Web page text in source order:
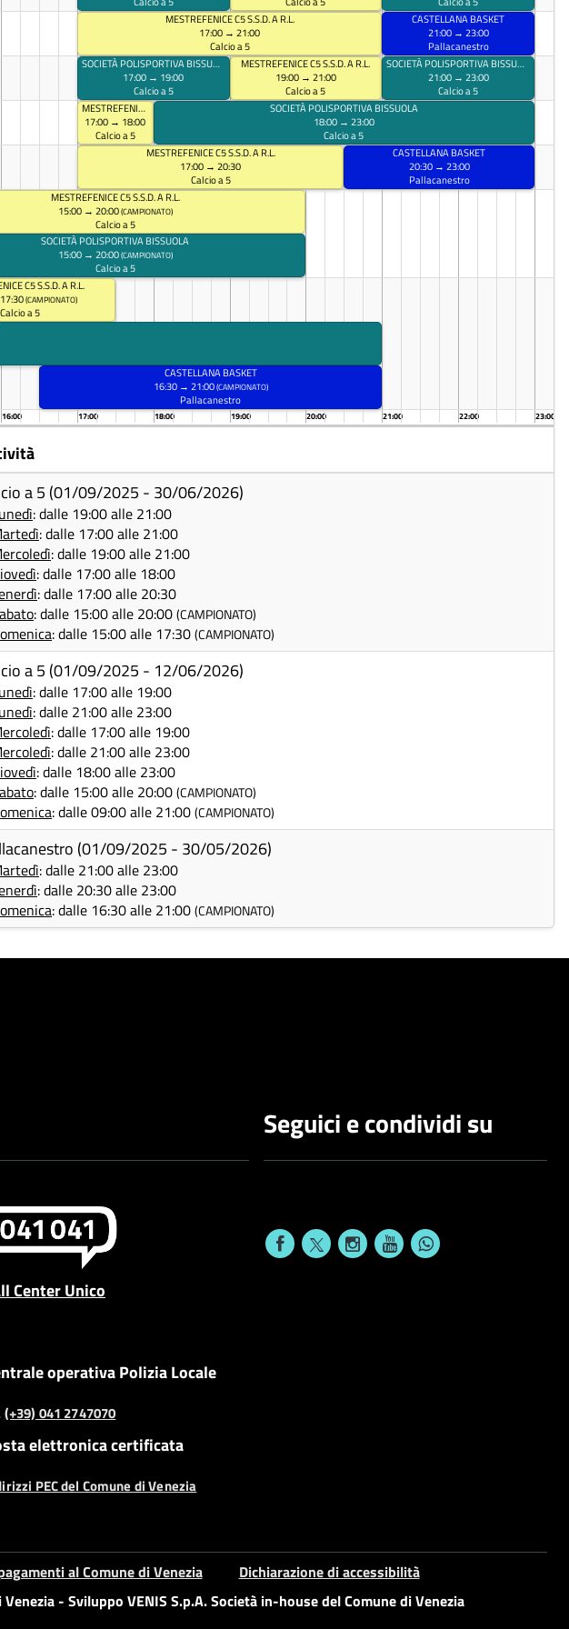
MESTREFENICE C5 S.S.D. A R.L.
17:00 → 21:00
Calcio a 5
CASTELLANA BASKET
21:00 → 23:00
Pallacanestro
MESTREFENICE C5 S.S.D. A R.L.
19:00 → 21:00
Calcio a 5
SOCIETÀ POLISPORTIVA BISSUOLA
17:00 → 19:00
Calcio a 5
SOCIETÀ POLISPORTIVA BISSUOLA
21:00 → 23:00
Calcio a 5
MESTREFENICE C5 S.S.D. A R.L.
17:00 → 18:00
Calcio a 5
SOCIETÀ POLISPORTIVA BISSUOLA
18:00 → 23:00
Calcio a 5
MESTREFENICE C5 S.S.D. A R.L.
17:00 → 20:30
Calcio a 5
CASTELLANA BASKET
20:30 → 23:00
Pallacanestro
MESTREFENICE C5 S.S.D. A R.L.
15:00 → 20:00(CAMPIONATO)
Calcio a 5
SOCIETÀ POLISPORTIVA BISSUOLA
15:00 → 20:00(CAMPIONATO)
Calcio a 5
C5 S.S.D. A R.L.
(CAMPIONATO)
Calcio a 5
CASTELLANA BASKET
16:30 → 21:00(CAMPIONATO)
Pallacanestro
16:00 17:00 18:00 19:00 20:00 21:00 22:00 23:00
a 5 (01/09/2025 - 30/06/2026)
: dalle 19:00 alle 21:00
: dalle 17:00 alle 21:00
: dalle 19:00 alle 21:00
: dalle 17:00 alle 18:00
: dalle 17:00 alle 20:30
: dalle 15:00 alle 20:00(CAMPIONATO)
: dalle 15:00 alle 17:30(CAMPIONATO)
a 5 (01/09/2025 - 12/06/2026)
: dalle 17:00 alle 19:00
: dalle 21:00 alle 23:00
: dalle 17:00 alle 19:00
: dalle 21:00 alle 23:00
: dalle 18:00 alle 23:00
: dalle 15:00 alle 20:00(CAMPIONATO)
: dalle 09:00 alle 21:00(CAMPIONATO)
(01/09/2025 - 30/05/2026)
: dalle 21:00 alle 23:00
: dalle 20:30 alle 23:00
: dalle 16:30 alle 21:00(CAMPIONATO)
Center Unico
operativa Polizia Locale
(+39) 041 2747070
elettronica certificata
PEC del Comune di Venezia
Seguici e condividi su
al Comune di Venezia
Dichiarazione di accessibilità
- Sviluppo VENIS S.p.A. Società in-house del Comune di Venezia